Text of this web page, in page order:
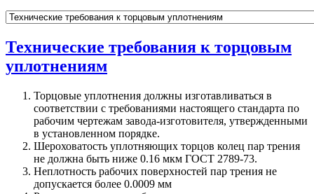
Технические требования к торцовым
уплотнениям
Торцовые уплотнения должны изготавливаться в
соответствии с требованиями настоящего стандарта по
рабочим чертежам завода-изготовителя, утвержденными
в установленном порядке.
Шероховатость уплотняющих торцов колец пар трения
не должна быть ниже 0.16 мкм ГОСТ 2789-73.
Неплотность рабочих поверхностей пар трения не
допускается более 0.0009 мм